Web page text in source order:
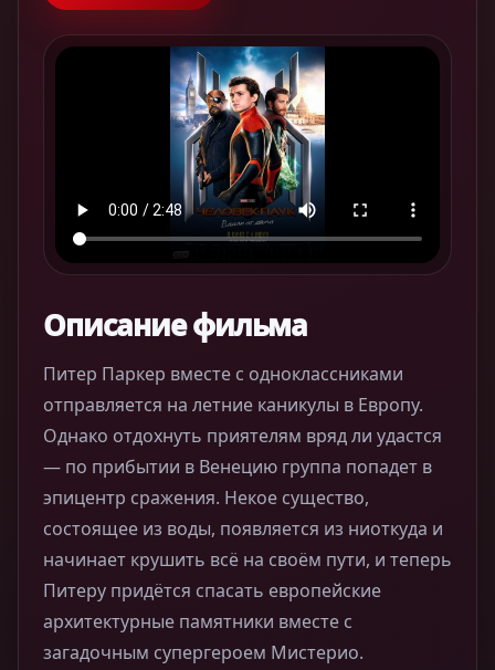
Описание фильма
Питер Паркер вместе с одноклассниками
отправляется на летние каникулы в Европу.
Однако отдохнуть приятелям вряд ли удастся
— по прибытии в Венецию группа попадет в
эпицентр сражения. Некое существо,
состоящее из воды, появляется из ниоткуда и
начинает крушить всё на своём пути, и теперь
Питеру придётся спасать европейские
архитектурные памятники вместе с
загадочным супергероем Мистерио.